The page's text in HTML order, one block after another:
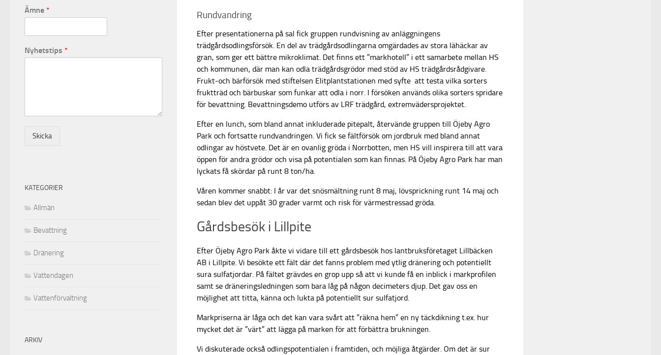
Rundvandring
Efter presentationerna på sal fick gruppen rundvisning av anläggningens
trädgårdsodlingsförsök. En del av trädgårdsodlingarna omgärdades av stora lähäckar av
gran, som ger ett bättre mikroklimat. Det finns ett ”markhotell” i ett samarbete mellan HS
och kommunen, där man kan odla trädgårdsgrödor med stöd av HS trädgårdsrådgivare.
Frukt-och bärförsök med stiftelsen Elitplantstationen med syfte att testa vilka sorters
fruktträd och bärbuskar som funkar att odla i norr. I försöken används olika sorters spridare
för bevattning. Bevattningsdemo utförs av LRF trädgård, extremvädersprojektet.
Efter en lunch, som bland annat inkluderade pitepalt, återvände gruppen till Öjeby Agro
Park och fortsatte rundvandringen. Vi fick se fältförsök om jordbruk med bland annat
odlingar av höstvete. Det är en ovanlig gröda i Norrbotten, men HS vill inspirera till att vara
öppen för andra grödor och visa på potentialen som kan finnas. På Öjeby Agro Park har man
lyckats få skördar på runt 8 ton/ha.
Våren kommer snabbt: I år var det snösmältning runt 8 maj, lövsprickning runt 14 maj och
sedan blev det uppåt 30 grader varmt och risk för värmestressad gröda.
Gårdsbesök i Lillpite
Efter Öjeby Agro Park åkte vi vidare till ett gårdsbesök hos lantbruksföretaget Lillbäcken
AB i Lillpite. Vi besökte ett fält där det fanns problem med ytlig dränering och potentiellt
sura sulfatjordar. På fältet grävdes en grop upp så att vi kunde få en inblick i markprofilen
samt se dräneringsledningen som bara låg på någon decimeters djup. Det gav oss en
möjlighet att titta, känna och lukta på potentiellt sur sulfatjord.
Markpriserna är låga och det kan vara svårt att ”räkna hem” en ny täckdikning t.ex. hur
mycket det är ”värt” att lägga på marken för att förbättra brukningen.
Vi diskuterade också odlingspotentialen i framtiden, och möjliga åtgärder. Om det är sur
Ämne *
Nyhetstips *
Skicka
KATEGORIER
Allmän
Bevattning
Dränering
Vattendagen
Vattenförvaltning
ARKIV